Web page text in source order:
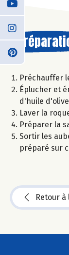
Préchauffer
Éplucher et
d'huile
Laver la
Préparer la
Sortir les
préparé sur
Retour à